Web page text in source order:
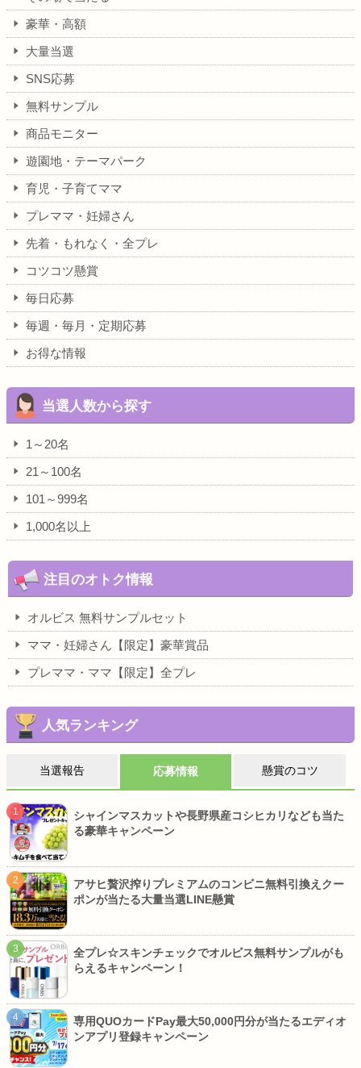
豪華・高額
大量当選
SNS応募
無料サンプル
商品モニター
遊園地・テーマパーク
育児・子育てママ
プレママ・妊婦さん
先着・もれなく・全プレ
コツコツ懸賞
毎日応募
毎週・毎月・定期応募
お得な情報
当選人数から探す
1～20名
21～100名
101～999名
1,000名以上
注目のオトク情報
オルビス 無料サンプルセット
ママ・妊婦さん【限定】豪華賞品
プレママ・ママ【限定】全プレ
人気ランキング
当選報告 応募情報 懸賞のコツ
シャインマスカットや長野県産コシヒカリなども当た
る豪華キャンペーン
アサヒ贅沢搾りプレミアムのコンビニ無料引換えクー
ポンが当たる大量当選LINE懸賞
全プレ☆スキンチェックでオルビス無料サンプルがも
らえるキャンペーン！
専用QUOカードPay最大50,000円分が当たるエディオ
ンアプリ登録キャンペーン